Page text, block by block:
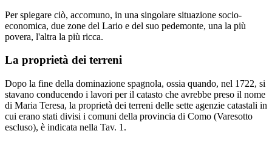
Per spiegare ciò, accomuno, in una singolare situazione socio-
economica, due zone del Lario e del suo pedemonte, una la più
povera, l'altra la più ricca.
La proprietà dei terreni
Dopo la fine della dominazione spagnola, ossia quando, nel 1722, si
stavano conducendo i lavori per il catasto che avrebbe preso il nome
di Maria Teresa, la proprietà dei terreni delle sette agenzie catastali in
cui erano stati divisi i comuni della provincia di Como (Varesotto
escluso), è indicata nella Tav. 1.